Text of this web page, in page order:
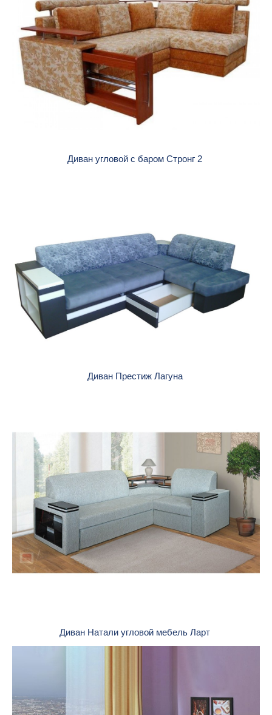
Диван угловой с баром Стронг 2
Диван Престиж Лагуна
Диван Натали угловой мебель Ларт